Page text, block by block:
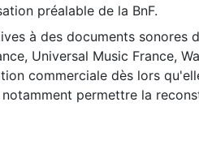
préalable de la BnF.
à des documents sonores
Universal Music France,
commerciale dès lors
permettre la